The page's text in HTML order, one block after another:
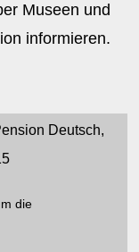
Museen und
informieren.
Deutsch,
die